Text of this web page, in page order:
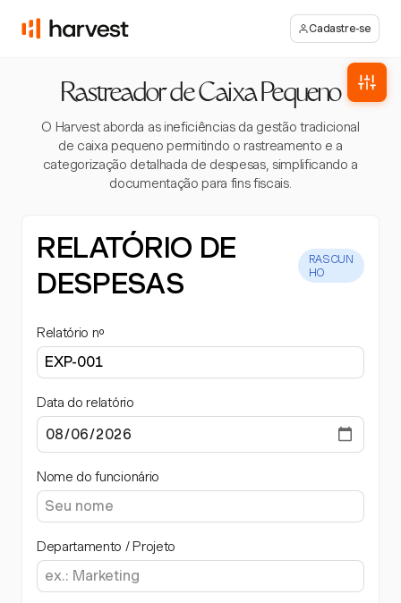
Cadastre-se
Rastreador de Caixa Pequeno
O Harvest aborda as ineficiências da gestão tradicional
de caixa pequeno permitindo o rastreamento e a
categorização detalhada de despesas, simplificando a
documentação para fins fiscais.
RELATÓRIO DE
DESPESAS
RASCUN
HO
Relatório nº
Data do relatório
Nome do funcionário
Departamento / Projeto